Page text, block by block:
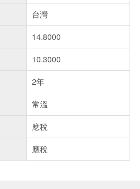
台灣
14.8000
10.3000
2年
常溫
應稅
應稅